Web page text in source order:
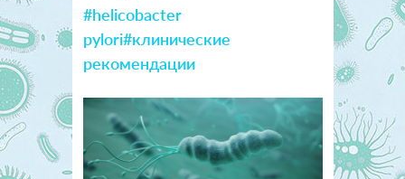
#helicobacter
pylori#клинические
рекомендации